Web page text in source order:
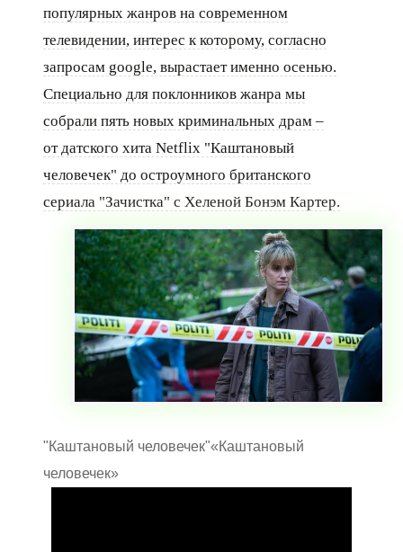
популярных жанров на современном
телевидении, интерес к которому, согласно
запросам google, вырастает именно осенью.
Специально для поклонников жанра мы
собрали пять новых криминальных драм –
от датского хита Netflix "Каштановый
человечек" до остроумного британского
сериала "Зачистка" с Хеленой Бонэм Картер.
"Каштановый человечек"«Каштановый
человечек»